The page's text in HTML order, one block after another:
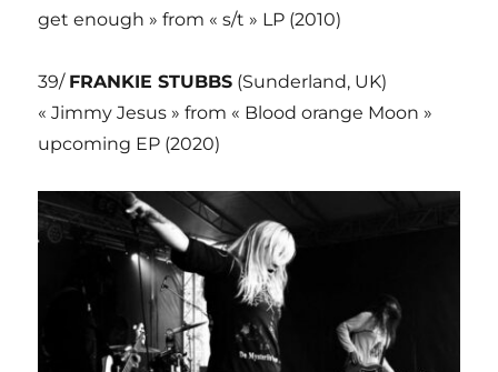
get enough » from « s/t » LP (2010)
39/ FRANKIE STUBBS (Sunderland, UK)
« Jimmy Jesus » from « Blood orange Moon »
upcoming EP (2020)